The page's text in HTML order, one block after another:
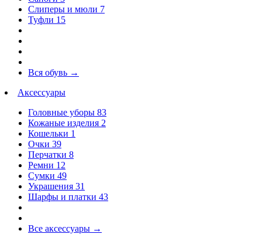
Слиперы и мюли 7
Туфли 15
Вся обувь →
Аксессуары
Головные уборы 83
Кожаные изделия 2
Кошельки 1
Очки 39
Перчатки 8
Ремни 12
Сумки 49
Украшения 31
Шарфы и платки 43
Все аксессуары →